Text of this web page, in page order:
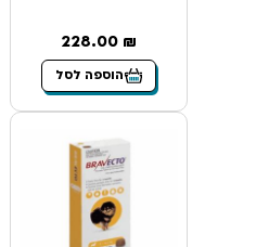
228.00 ₪
הוספה לסל